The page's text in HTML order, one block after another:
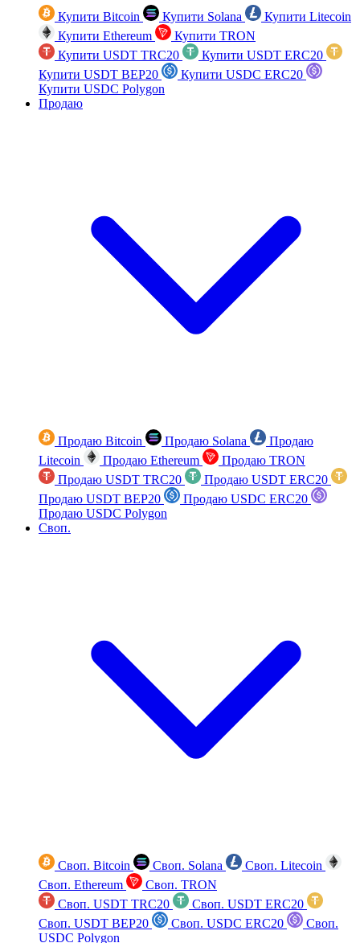
Купити Bitcoin Купити Solana
Купити Litecoin
Купити Ethereum
Купити TRON
Купити USDT TRC20
Купити USDT ERC20
Купити USDT BEP20
Купити USDC ERC20
Купити USDC Polygon
Продаю
Продаю Bitcoin Продаю Solana
Продаю
Litecoin
Продаю Ethereum
Продаю TRON
Продаю USDT TRC20
Продаю USDT ERC20
Продаю USDT BEP20
Продаю USDC ERC20
Продаю USDC Polygon
Своп.
Своп. Bitcoin Своп. Solana
Своп. Litecoin
Своп. Ethereum
Своп. TRON
Своп. USDT TRC20
Своп. USDT ERC20
Своп. USDT BEP20
Своп. USDC ERC20
Своп.
USDC Polygon